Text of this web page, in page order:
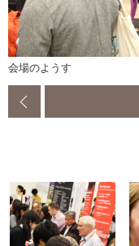
会場のようす